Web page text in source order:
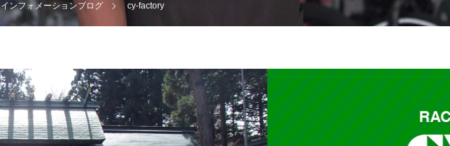
インフォメーションブログ cy-factory